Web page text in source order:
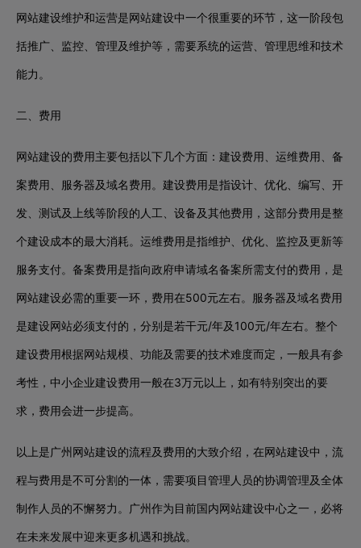
网站建设维护和运营是网站建设中一个很重要的环节，这一阶段包
括推广、监控、管理及维护等，需要系统的运营、管理思维和技术
能力。
二、费用
网站建设的费用主要包括以下几个方面：建设费用、运维费用、备
案费用、服务器及域名费用。建设费用是指设计、优化、编写、开
发、测试及上线等阶段的人工、设备及其他费用，这部分费用是整
个建设成本的最大消耗。运维费用是指维护、优化、监控及更新等
服务支付。备案费用是指向政府申请域名备案所需支付的费用，是
网站建设必需的重要一环，费用在500元左右。服务器及域名费用
是建设网站必须支付的，分别是若干元/年及100元/年左右。整个
建设费用根据网站规模、功能及需要的技术难度而定，一般具有参
考性，中小企业建设费用一般在3万元以上，如有特别突出的要
求，费用会进一步提高。
以上是广州网站建设的流程及费用的大致介绍，在网站建设中，流
程与费用是不可分割的一体，需要项目管理人员的协调管理及全体
制作人员的不懈努力。广州作为目前国内网站建设中心之一，必将
在未来发展中迎来更多机遇和挑战。